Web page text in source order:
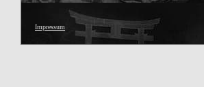
Impressum